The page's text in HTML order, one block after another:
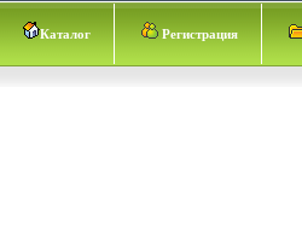
Каталог Регистрация